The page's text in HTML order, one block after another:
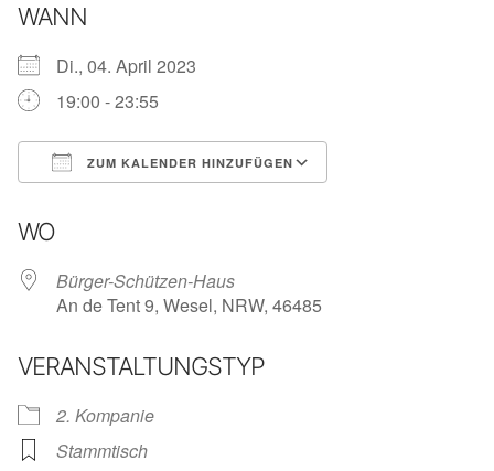
WANN
Di., 04. April 2023
19:00 - 23:55
ZUM KALENDER HINZUFÜGEN
WO
Bürger-Schützen-Haus
An de Tent 9, Wesel, NRW, 46485
VERANSTALTUNGSTYP
2. Kompanie
Stammtisch